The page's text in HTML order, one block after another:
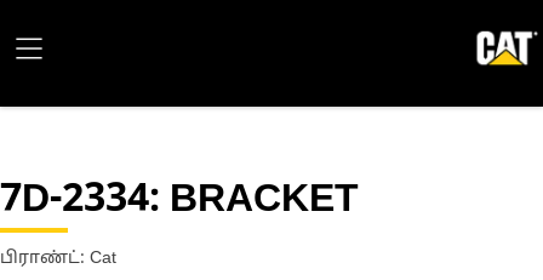
7D-2334: BRACKET
பிராண்ட்: Cat